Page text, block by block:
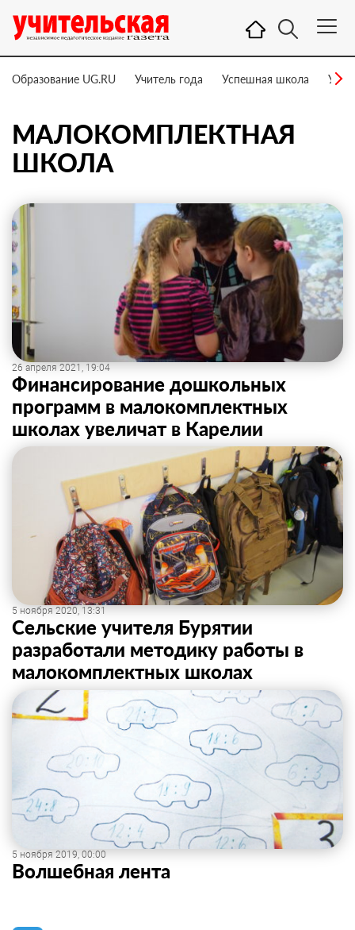
Образование UG.RU Учитель года Успешная школа
МАЛОКОМПЛЕКТНАЯ
ШКОЛА
26 апреля 2021, 19:04
Финансирование дошкольных
программ в малокомплектных
школах увеличат в Карелии
5 ноября 2020, 13:31
Сельские учителя Бурятии
разработали методику работы в
малокомплектных школах
5 ноября 2019, 00:00
Волшебная лента